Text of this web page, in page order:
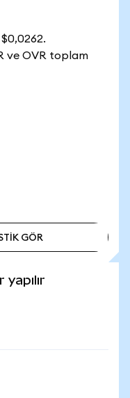
ve OVR toplam
GÖR